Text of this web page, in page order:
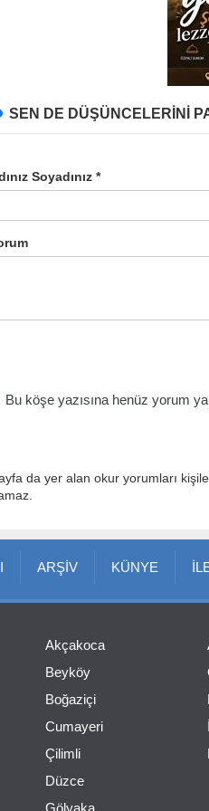
SEN DE DÜŞÜNCELERİNİ
Soyadınız *
Bu köşe yazısına henüz yorum
da yer alan okur yorumları
ARŞİV KÜNYE
Akçakoca
Beyköy
Boğaziçi
Cumayeri
Çilimli
Düzce
Gölyaka